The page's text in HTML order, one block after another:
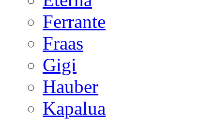
Ferrante
Fraas
Gigi
Hauber
Kapalua